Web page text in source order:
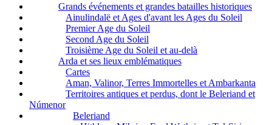
Grands événements et grandes batailles historiques
Ainulindalë et Ages d'avant les Ages du Soleil
Premier Age du Soleil
Second Age du Soleil
Troisième Age du Soleil et au-delà
Arda et ses lieux emblématiques
Cartes
Aman, Valinor, Terres Immortelles et Ambarkanta
Territoires antiques et perdus, dont le Beleriand et
Númenor
Beleriand